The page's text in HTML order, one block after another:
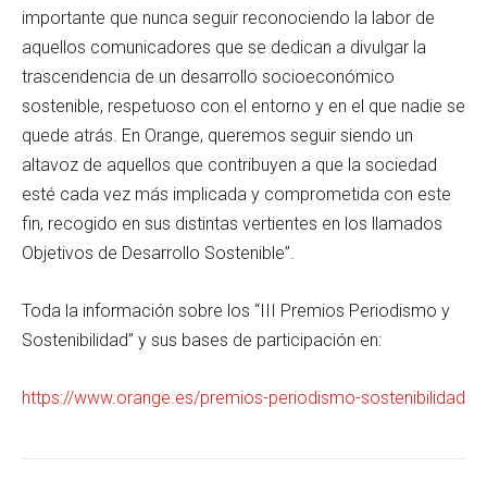
importante que nunca seguir reconociendo la labor de
aquellos comunicadores que se dedican a divulgar la
trascendencia de un desarrollo socioeconómico
sostenible, respetuoso con el entorno y en el que nadie se
quede atrás. En Orange, queremos seguir siendo un
altavoz de aquellos que contribuyen a que la sociedad
esté cada vez más implicada y comprometida con este
fin, recogido en sus distintas vertientes en los llamados
Objetivos de Desarrollo Sostenible”.
Toda la información sobre los “III Premios Periodismo y
Sostenibilidad” y sus bases de participación en:
https://www.orange.es/premios-periodismo-sostenibilidad